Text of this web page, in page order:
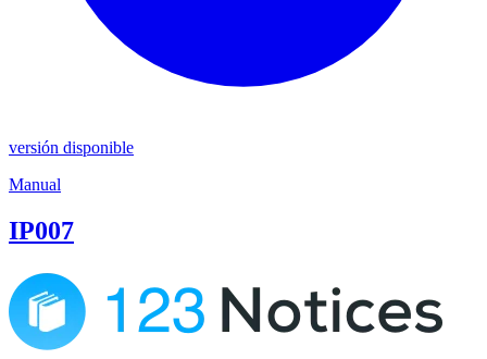
versión disponible
Manual
IP007